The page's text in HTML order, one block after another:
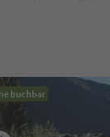
buchbar